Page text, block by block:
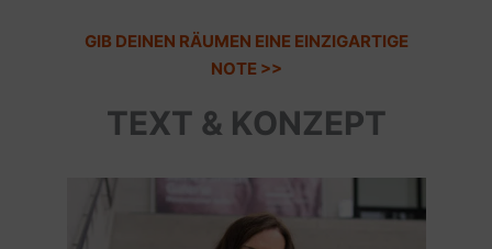
GIB DEINEN RÄUMEN EINE EINZIGARTIGE
NOTE >>
TEXT & KONZEPT